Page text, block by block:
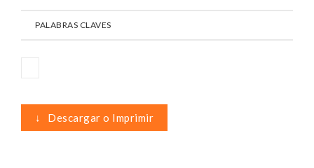
PALABRAS CLAVES
↓ Descargar o Imprimir